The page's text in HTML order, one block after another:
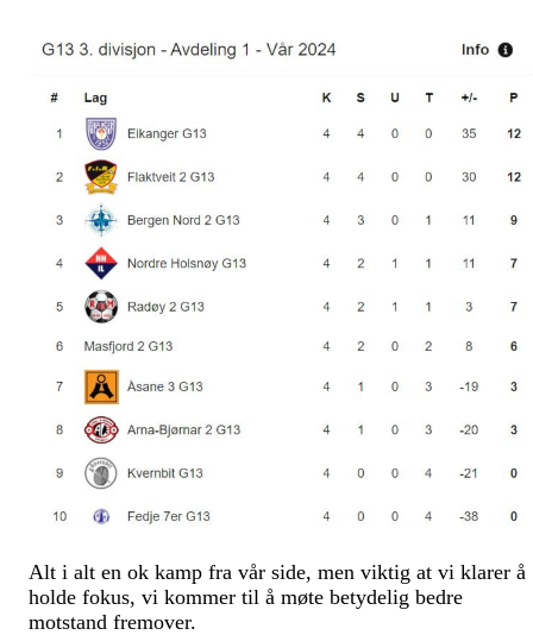
Alt i alt en ok kamp fra vår side, men viktig at vi klarer å
holde fokus, vi kommer til å møte betydelig bedre
motstand fremover.